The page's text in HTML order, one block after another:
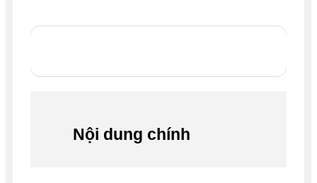
Nội dung chính